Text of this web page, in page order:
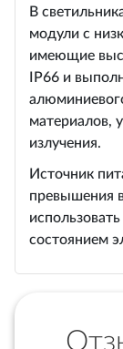
В
модули с
имеющие
IP66 и
материалов,
излучения.
Источник
превышения
состоянием